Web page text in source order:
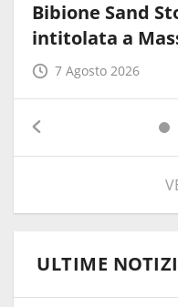
Bibione Sand
intitolata a
7 Agosto 2026
ULTIME